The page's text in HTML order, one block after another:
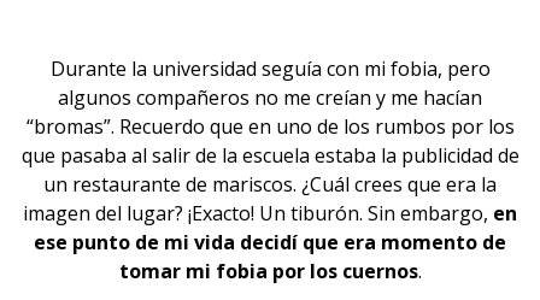
Durante la universidad seguía con mi fobia, pero
algunos compañeros no me creían y me hacían
“bromas”. Recuerdo que en uno de los rumbos por los
que pasaba al salir de la escuela estaba la publicidad de
un restaurante de mariscos. ¿Cuál crees que era la
imagen del lugar? ¡Exacto! Un tiburón. Sin embargo, en
ese punto de mi vida decidí que era momento de
tomar mi fobia por los cuernos.